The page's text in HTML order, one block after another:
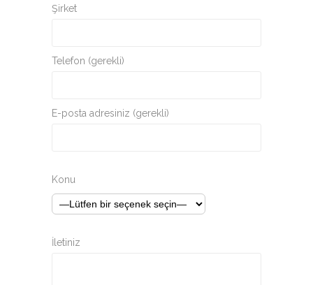
Şirket
Telefon (gerekli)
E-posta adresiniz (gerekli)
Konu
İletiniz